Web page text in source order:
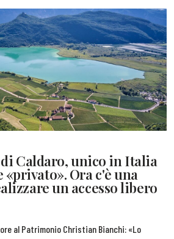
Caldaro, unico in Italia
Ora c'è una
un accesso libero
al Patrimonio Christian Bianchi: «Lo